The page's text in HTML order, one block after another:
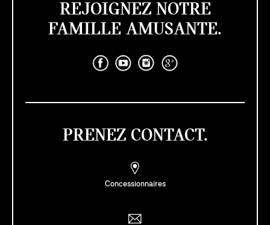
REJOIGNEZ NOTRE
FAMILLE AMUSANTE.
PRENEZ CONTACT.
Concessionnaires